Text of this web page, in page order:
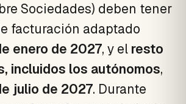
Sociedades) deben tener
facturación adaptado
enero de 2027, y el resto
incluidos los autónomos,
julio de 2027. Durante